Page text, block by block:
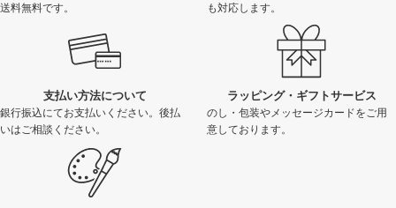
送料無料です。
も対応します。
支払い方法について
銀行振込にてお支払いください。後払
いはご相談ください。
ラッピング・ギフトサービス
のし・包装やメッセージカードをご用
意しております。